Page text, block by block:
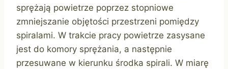
sprężają powietrze poprzez stopniowe
zmniejszanie objętości przestrzeni pomiędzy
spiralami. W trakcie pracy powietrze zasysane
jest do komory sprężania, a następnie
przesuwane w kierunku środka spirali. W miarę